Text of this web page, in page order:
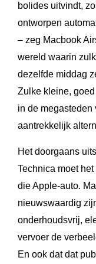
bolides uitvindt,
ontworpen
– zeg Macbook
wereld waarin
dezelfde middag
Zulke kleine,
in de megasteden
aantrekkelijk
Het doorgaans
Technica moet
die Apple-auto.
nieuwswaardig
onderhoudsvrij,
vervoer de
En ook dat dat